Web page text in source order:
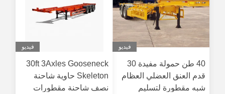
فيديو
40 طن حمولة مفيدة 30
قدم العنق العضلي العظام
شبه مقطورة لتسليم
فيديو
30ft 3Axles Gooseneck
Skeleton حاوية شاحنة
نصف شاحنة مقطورات